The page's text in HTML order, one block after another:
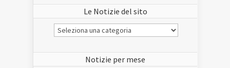
Le Notizie del sito
Le
Notizie
Notizie per mese